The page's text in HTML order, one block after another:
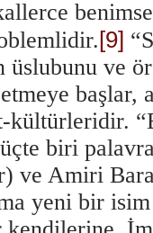
[9]
üslubunu ve
başlar,
kültürleridir.
biri
ve Amiri
yeni bir